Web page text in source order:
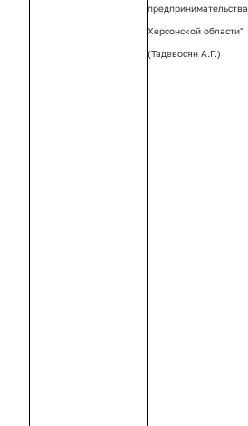
предпринимательства
Херсонской области"
(Тадевосян А.Г.)